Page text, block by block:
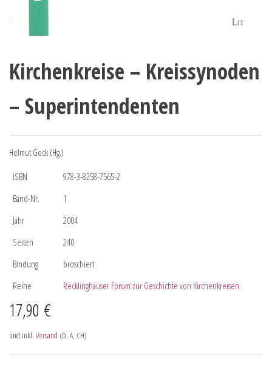
Kirchenkreise – Kreissynoden
– Superintendenten
Helmut Geck (Hg.)
ISBN
978-3-8258-7565-2
Band-Nr.
1
Jahr
2004
Seiten
240
Bindung
broschiert
Reihe
Recklinghäuser Forum zur Geschichte von Kirchenkreisen
17,90 €
und inkl. Versand (D, A, CH)